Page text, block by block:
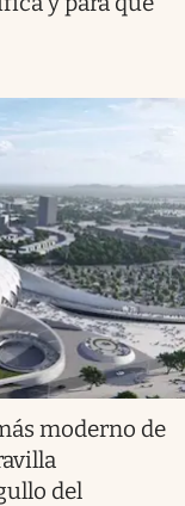
moderno de
del